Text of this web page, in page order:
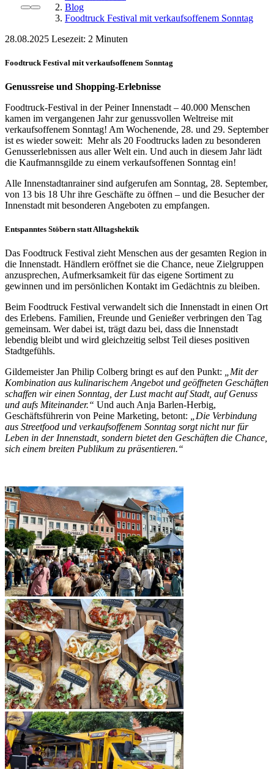
Blog
Foodtruck Festival mit verkaufsoffenem Sonntag
28.08.2025 Lesezeit:
Foodtruck Festival mit verkaufsoffenem Sonntag
Genussreise und Shopping-Erlebnisse
Foodtruck-Festival in der Peiner Innenstadt – 40.000 Menschen
kamen im vergangenen Jahr zur genussvollen Weltreise mit
verkaufsoffenem Sonntag! Am Wochenende, 28. und 29. September
ist es wieder soweit: Mehr als 20 Foodtrucks laden zu besonderen
Genusserlebnissen aus aller Welt ein. Und auch in diesem Jahr lädt
die Kaufmannsgilde zu einem verkaufsoffenen Sonntag ein!
Alle Innenstadtanrainer sind aufgerufen am Sonntag, 28. September,
von 13 bis 18 Uhr ihre Geschäfte zu öffnen – und die Besucher der
Innenstadt mit besonderen Angeboten zu empfangen.
Entspanntes Stöbern statt Alltagshektik
Das Foodtruck Festival zieht Menschen aus der gesamten Region in
die Innenstadt. Händlern eröffnet sie die Chance, neue Zielgruppen
anzusprechen, Aufmerksamkeit für das eigene Sortiment zu
gewinnen und im persönlichen Kontakt im Gedächtnis zu bleiben.
Beim Foodtruck Festival verwandelt sich die Innenstadt in einen Ort
des Erlebens. Familien, Freunde und Genießer verbringen den Tag
gemeinsam. Wer dabei ist, trägt dazu bei, dass die Innenstadt
lebendig bleibt und wird gleichzeitig selbst Teil dieses positiven
Stadtgefühls.
Gildemeister Jan Philip Colberg bringt es auf den Punkt:
„Mit der
Kombination aus kulinarischem Angebot und geöffneten Geschäften
schaffen wir einen Sonntag, der Lust macht auf Stadt, auf Genuss
und aufs Miteinander.“ Und auch Anja Barlen-Herbig,
Geschäftsführerin von Peine Marketing, betont:
„Die Verbindung
aus Streetfood und verkaufsoffenem Sonntag sorgt nicht nur für
Leben in der Innenstadt, sondern bietet den Geschäften die Chance,
sich einem breiten Publikum zu präsentieren.“